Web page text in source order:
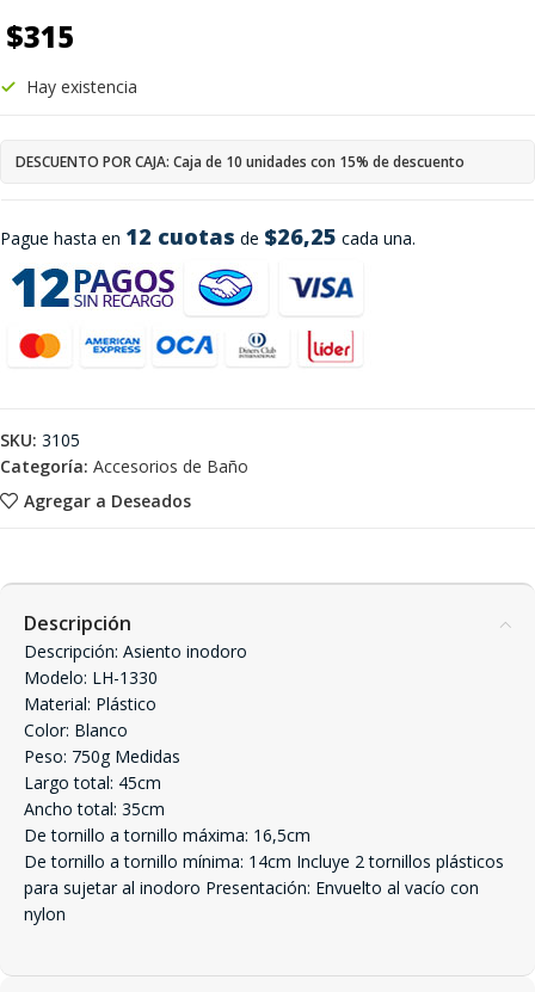
$315
Pague hasta en 12 cuotas de $26,25 cada una.
Hay existencia
DESCUENTO POR CAJA: Caja de 10 unidades con 15% de descuento
Agregar a Deseados
SKU: 3105
Categoría: Accesorios de Baño
Descripción
Descripción: Asiento inodoro
Modelo: LH-1330
Material: Plástico
Color: Blanco
Peso: 750g Medidas
Largo total: 45cm
Ancho total: 35cm
De tornillo a tornillo máxima: 16,5cm
De tornillo a tornillo mínima: 14cm Incluye 2 tornillos plásticos
para sujetar al inodoro Presentación: Envuelto al vacío con
nylon